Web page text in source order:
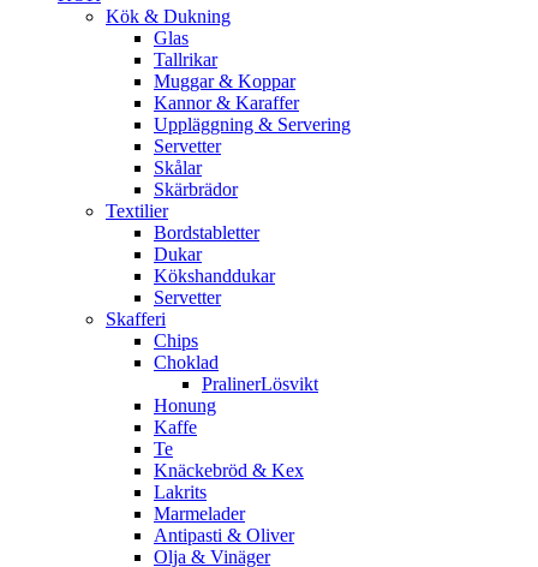
Kök & Dukning
Glas
Tallrikar
Muggar & Koppar
Kannor & Karaffer
Uppläggning & Servering
Servetter
Skålar
Skärbrädor
Textilier
Bordstabletter
Dukar
Kökshanddukar
Servetter
Skafferi
Chips
Choklad
PralinerLösvikt
Honung
Kaffe
Te
Knäckebröd & Kex
Lakrits
Marmelader
Antipasti & Oliver
Olja & Vinäger